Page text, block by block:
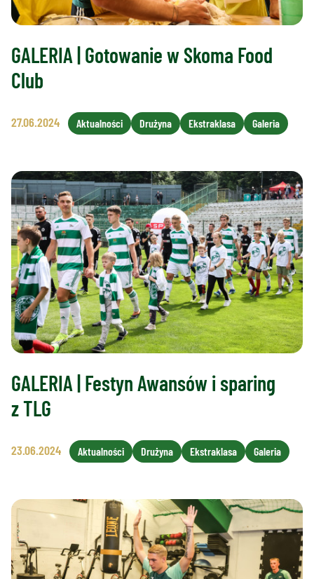
GALERIA | Gotowanie w Skoma Food
Club
27.06.2024 Aktualności Drużyna Ekstraklasa Galeria
GALERIA | Festyn Awansów i sparing
z TLG
23.06.2024 Aktualności Drużyna Ekstraklasa Galeria